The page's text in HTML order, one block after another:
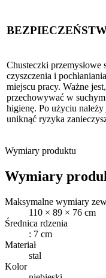
Chusteczki przemysłowe
czyszczenia i
miejscu pracy. Ważne
przechowywać w
higienę. Po użyciu
uniknąć ryzyka
Wymiary produktu
Wymiary
Maksymalne wymiary
110 × 89 × 76 cm
Średnica rdzenia
: 7 cm
Materiał
stal
Kolor